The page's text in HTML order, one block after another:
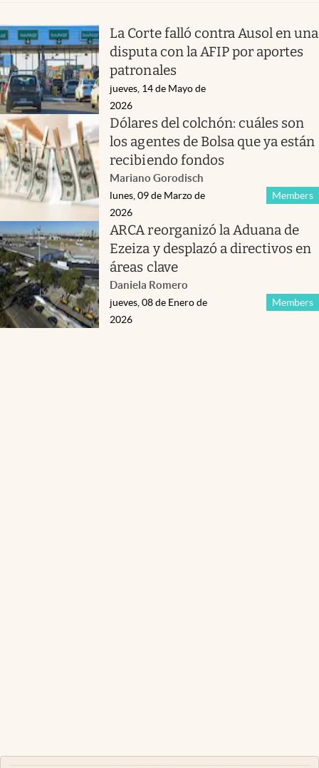
La Corte falló contra Ausol en una
disputa con la AFIP por aportes
patronales
jueves, 14 de Mayo de
2026
Dólares del colchón: cuáles son
los agentes de Bolsa que ya están
recibiendo fondos
Mariano Gorodisch
Members
lunes, 09 de Marzo de
2026
ARCA reorganizó la Aduana de
Ezeiza y desplazó a directivos en
áreas clave
Daniela Romero
Members
jueves, 08 de Enero de
2026